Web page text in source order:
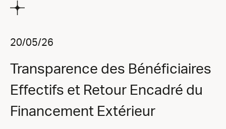
20/05/26
Transparence des Bénéficiaires
Effectifs et Retour Encadré du
Financement Extérieur